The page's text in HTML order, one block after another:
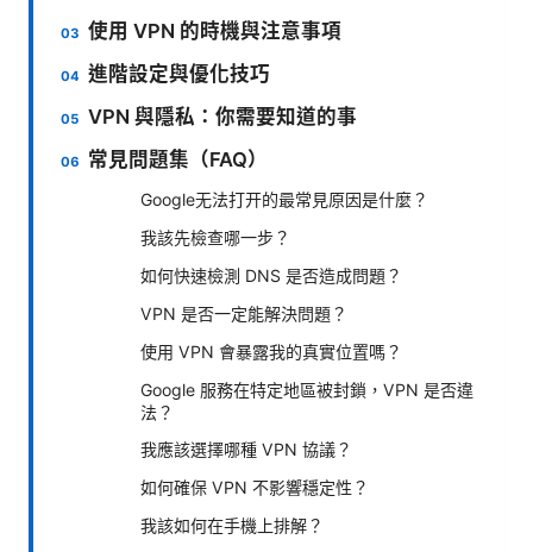
使用 VPN 的時機與注意事項
進階設定與優化技巧
VPN 與隱私：你需要知道的事
常見問題集（FAQ）
Google无法打开的最常見原因是什麼？
我該先檢查哪一步？
如何快速檢測 DNS 是否造成問題？
VPN 是否一定能解決問題？
使用 VPN 會暴露我的真實位置嗎？
Google 服務在特定地區被封鎖，VPN 是否違
法？
我應該選擇哪種 VPN 協議？
如何確保 VPN 不影響穩定性？
我該如何在手機上排解？